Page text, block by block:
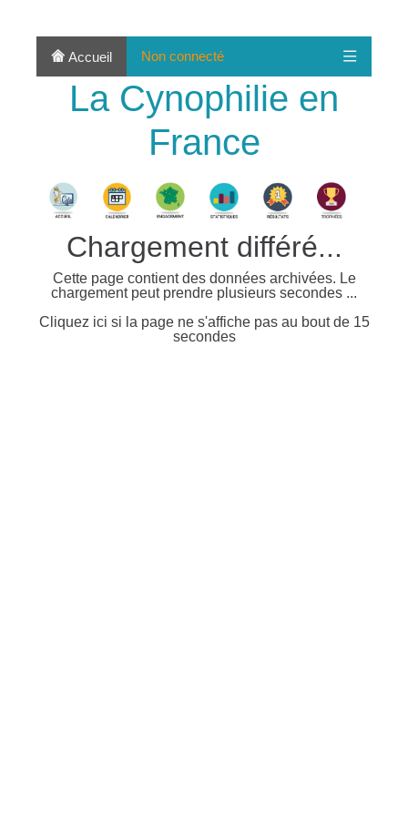
Accueil Non connecté
La Cynophilie en
France
Chargement différé...
Cette page contient des données archivées. Le
chargement peut prendre plusieurs secondes ...
Cliquez ici si la page ne s'affiche pas au bout de 15
secondes